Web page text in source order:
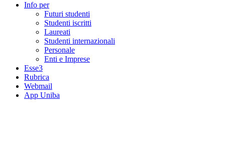
Info per
Futuri studenti
Studenti iscritti
Laureati
Studenti internazionali
Personale
Enti e Imprese
Esse3
Rubrica
Webmail
App Uniba